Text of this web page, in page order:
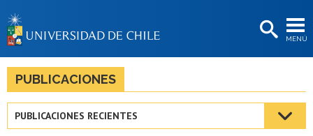
MENÚ
BIBLIOTECAS
LA UNIVERSIDAD
Estudiantes
PUBLICACIONES
PUBLICACIONES RECIENTES